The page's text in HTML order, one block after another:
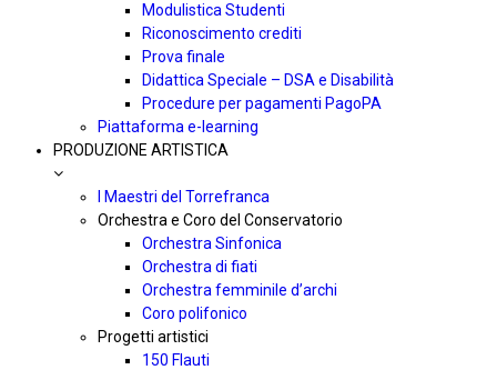
Modulistica Studenti
Riconoscimento crediti
Prova finale
Didattica Speciale – DSA e Disabilità
Procedure per pagamenti PagoPA
Piattaforma e-learning
PRODUZIONE ARTISTICA
I Maestri del Torrefranca
Orchestra e Coro del Conservatorio
Orchestra Sinfonica
Orchestra di fiati
Orchestra femminile d’archi
Coro polifonico
Progetti artistici
150 Flauti